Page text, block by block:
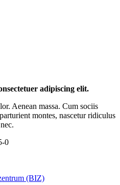
adipiscing elit.
Aenean massa. Cum sociis
montes, nascetur ridiculus
0
(BIZ)